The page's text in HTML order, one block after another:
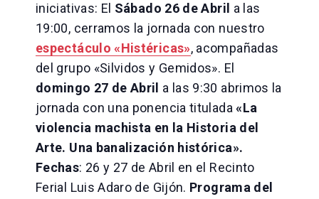
iniciativas: El Sábado 26 de Abril a las
19:00, cerramos la jornada con nuestro
espectáculo «Histéricas», acompañadas
del grupo «Silvidos y Gemidos». El
domingo 27 de Abril a las 9:30 abrimos la
jornada con una ponencia titulada «La
violencia machista en la Historia del
Arte. Una banalización histórica».
Fechas: 26 y 27 de Abril en el Recinto
Ferial Luis Adaro de Gijón. Programa del